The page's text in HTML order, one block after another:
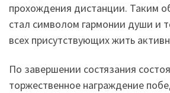
прохождения дистанции. Таким
стал символом гармонии души и
всех присутствующих жить
По завершении состязания
торжественное награждение